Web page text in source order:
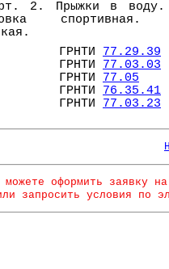
2. Прыжки в
спортивная.
77.29.39
77.03.03
77.05
76.35.41
77.03.23
можете оформить заявку
запросить условия по